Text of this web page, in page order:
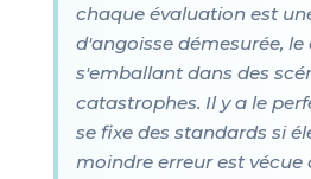
chaque évaluation est
d'angoisse démesurée, le
s'emballant dans des
catastrophes. Il y a le
se fixe des standards si
moindre erreur est vécue